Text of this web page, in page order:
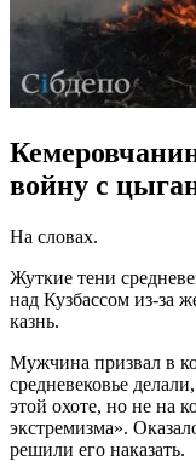
войну с
На словах.
Жуткие тени
над Кузбассом из-за
казнь.
Мужчина призвал в
средневековье
этой охоте, но не на
экстремизма».
решили его наказать.